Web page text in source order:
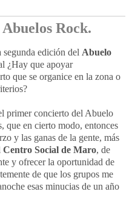
Rock.
edición del Abuelo
¿Hay que apoyar
que se organice en la zona o
primer concierto del Abuelo
que en cierto modo, entonces
y las ganas de la gente, más
Centro Social de Maro, de
y ofrecer la oportunidad de
de que los grupos me
esas minucias de un año